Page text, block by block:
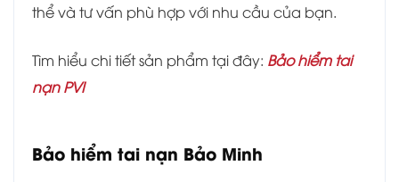
thể và tư vấn phù hợp với nhu cầu của bạn.
Tìm hiểu chi tiết sản phẩm tại đây: Bảo hiểm tai
nạn PVI
Bảo hiểm tai nạn Bảo Minh